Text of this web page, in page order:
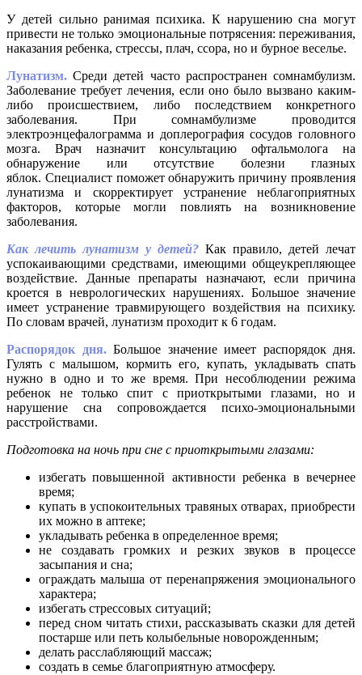
У детей сильно ранимая психика. К нарушению сна могут
привести не только эмоциональные потрясения: переживания,
наказания ребенка, стрессы, плач, ссора, но и бурное веселье.
Лунатизм. Среди детей часто распространен сомнамбулизм.
Заболевание требует лечения, если оно было вызвано каким-
либо происшествием, либо последствием конкретного
заболевания. При сомнамбулизме проводится
электроэнцефалограмма и доплерография сосудов головного
мозга. Врач назначит консультацию офтальмолога на
обнаружение или отсутствие болезни глазных
яблок. Специалист поможет обнаружить причину проявления
лунатизма и скорректирует устранение неблагоприятных
факторов, которые могли повлиять на возникновение
заболевания.
Как лечить лунатизм у детей? Как правило, детей лечат
успокаивающими средствами, имеющими общеукрепляющее
воздействие. Данные препараты назначают, если причина
кроется в неврологических нарушениях. Большое значение
имеет устранение травмирующего воздействия на психику.
По словам врачей, лунатизм проходит к 6 годам.
Распорядок дня. Большое значение имеет распорядок дня.
Гулять с малышом, кормить его, купать, укладывать спать
нужно в одно и то же время. При несоблюдении режима
ребенок не только спит с приоткрытыми глазами, но и
нарушение сна сопровождается психо-эмоциональными
расстройствами.
Подготовка на ночь при сне с приоткрытыми глазами:
избегать повышенной активности ребенка в вечернее
время;
купать в успокоительных травяных отварах, приобрести
их можно в аптеке;
укладывать ребенка в определенное время;
не создавать громких и резких звуков в процессе
засыпания и сна;
ограждать малыша от перенапряжения эмоционального
характера;
избегать стрессовых ситуаций;
перед сном читать стихи, рассказывать сказки для детей
постарше или петь колыбельные новорожденным;
делать расслабляющий массаж;
создать в семье благоприятную атмосферу.